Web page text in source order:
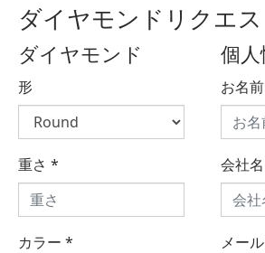
ダイヤモンドリクエス
ダイヤモンド
形
重さ *
カラー *
個人
お名前
会社名
メー